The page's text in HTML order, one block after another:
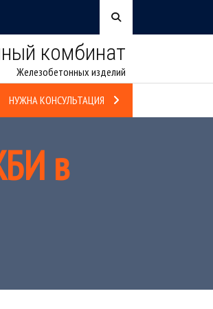
комбинат
Железобетонных изделий
НУЖНА КОНСУЛЬТАЦИЯ
в